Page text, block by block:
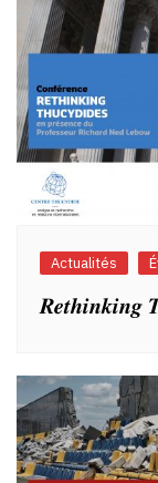
Actualités
𝑹𝒆𝒕𝒉𝒊𝒏𝒌𝒊𝒏𝒈